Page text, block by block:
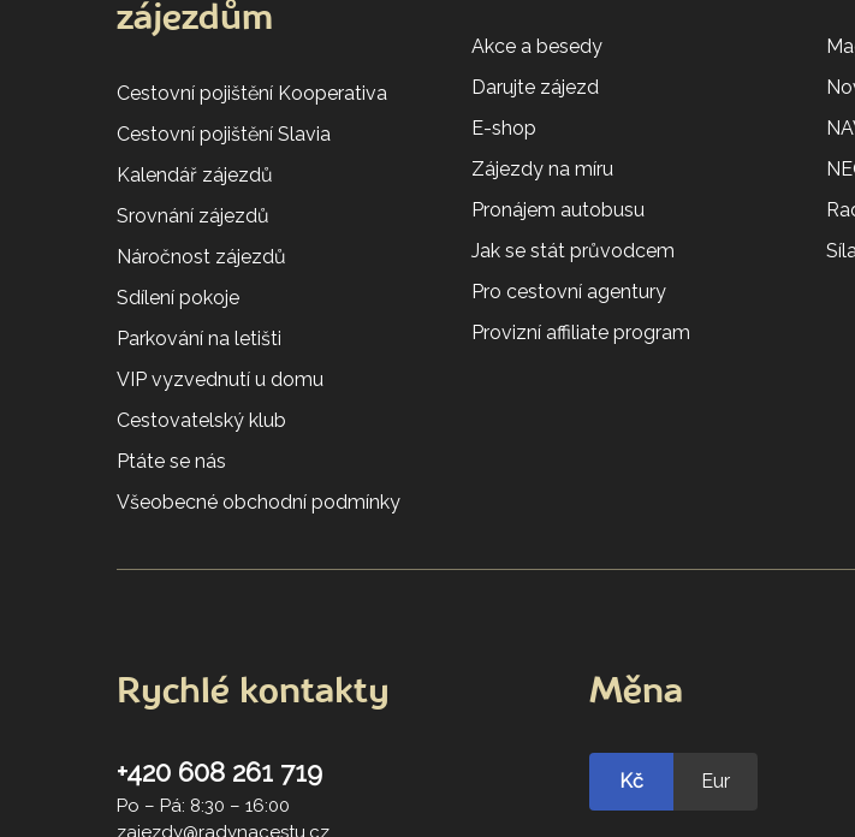
zájezdům
Cestovní pojištění Kooperativa
Cestovní pojištění Slavia
Kalendář zájezdů
Srovnání zájezdů
Náročnost zájezdů
Sdílení pokoje
Parkování na letišti
VIP vyzvednutí u domu
Cestovatelský klub
Ptáte se nás
Všeobecné obchodní podmínky
Akce a besedy
Darujte zájezd
E-shop
Zájezdy na míru
Pronájem autobusu
Jak se stát průvodcem
Pro cestovní agentury
Provizní affiliate program
Rychlé kontakty
+420 608 261 719
Po – Pá: 8:30 – 16:00
zajezdy@radynacestu.cz
Měna
Kč Eur